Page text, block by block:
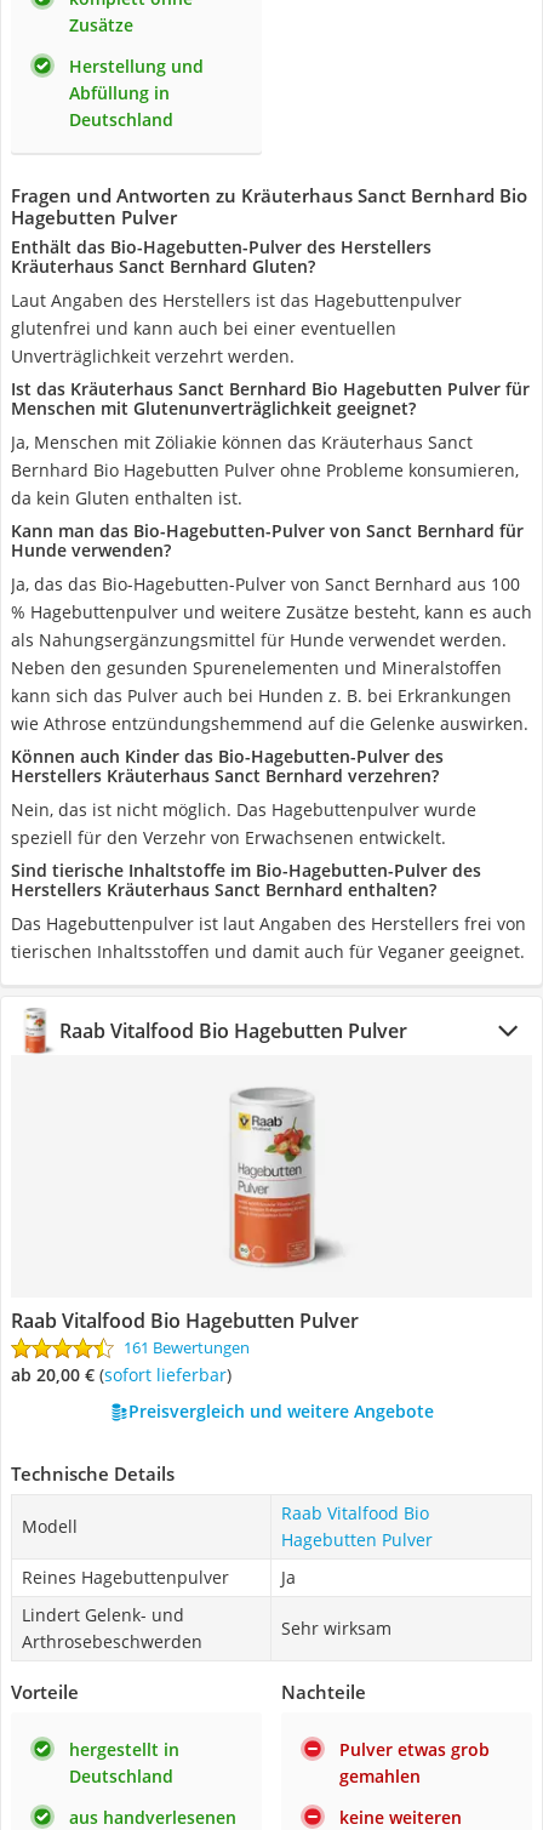
Zusätze
Herstellung und
Abfüllung in
Deutschland
Fragen und Antworten zu Kräuterhaus Sanct Bernhard Bio
Hagebutten Pulver
Enthält das Bio-Hagebutten-Pulver des Herstellers
Kräuterhaus Sanct Bernhard Gluten?
Laut Angaben des Herstellers ist das Hagebuttenpulver
glutenfrei und kann auch bei einer eventuellen
Unverträglichkeit verzehrt werden.
Ist das Kräuterhaus Sanct Bernhard Bio Hagebutten Pulver für
Menschen mit Glutenunverträglichkeit geeignet?
Ja, Menschen mit Zöliakie können das Kräuterhaus Sanct
Bernhard Bio Hagebutten Pulver ohne Probleme konsumieren,
da kein Gluten enthalten ist.
Kann man das Bio-Hagebutten-Pulver von Sanct Bernhard für
Hunde verwenden?
Ja, das das Bio-Hagebutten-Pulver von Sanct Bernhard aus 100
% Hagebuttenpulver und weitere Zusätze besteht, kann es auch
als Nahungsergänzungsmittel für Hunde verwendet werden.
Neben den gesunden Spurenelementen und Mineralstoffen
kann sich das Pulver auch bei Hunden z. B. bei Erkrankungen
wie Athrose entzündungshemmend auf die Gelenke auswirken.
Können auch Kinder das Bio-Hagebutten-Pulver des
Herstellers Kräuterhaus Sanct Bernhard verzehren?
Nein, das ist nicht möglich. Das Hagebuttenpulver wurde
speziell für den Verzehr von Erwachsenen entwickelt.
Sind tierische Inhaltstoffe im Bio-Hagebutten-Pulver des
Herstellers Kräuterhaus Sanct Bernhard enthalten?
Das Hagebuttenpulver ist laut Angaben des Herstellers frei von
tierischen Inhaltsstoffen und damit auch für Veganer geeignet.
Raab Vitalfood Bio Hagebutten Pulver
Raab Vitalfood Bio Hagebutten Pulver
161 Bewertungen
ab 20,00 € ( Sofort lieferbar)
Preisvergleich und weitere Angebote
Technische Details
Modell
Raab Vitalfood Bio
Hagebutten Pulver
Reines Hagebuttenpulver
Ja
Lindert Gelenk- und
Arthrosebeschwerden
Sehr wirksam
Vorteile
hergestellt in
Deutschland
aus handverlesenen
Nachteile
Pulver etwas grob
gemahlen
keine weiteren